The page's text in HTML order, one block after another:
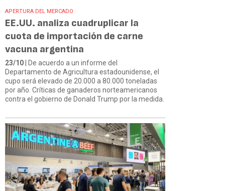
APERTURA DEL MERCADO
EE.UU. analiza cuadruplicar la
cuota de importación de carne
vacuna argentina
23/10| De acuerdo a un informe del
Departamento de Agricultura estadounidense, el
cupo será elevado de 20.000 a 80.000 toneladas
por año. Críticas de ganaderos norteamericanos
contra el gobierno de Donald Trump por la medida.